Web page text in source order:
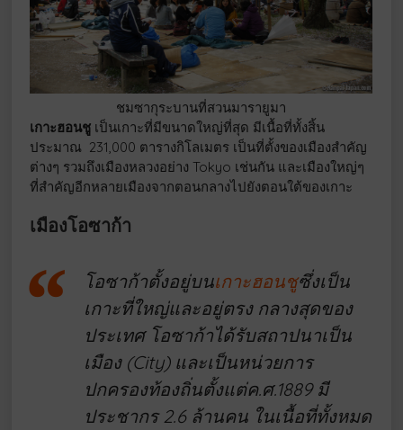
ชมซากุระบานที่สวนมารายูมา
เกาะฮอนชู เป็นเกาะที่มีขนาดใหญ่ที่สุด มีเนื้อที่ทั้งสิ้น
ประมาณ 231,000 ตารางกิโลเมตร เป็นที่ตั้งของเมืองสำคัญ
ต่างๆ รวมถึงเมืองหลวงอย่าง Tokyo เช่นกัน และเมืองใหญ่ๆ
ที่สำคัญอีกหลายเมืองจากตอนกลางไปยังตอนใต้ของเกาะ
เมืองโอซาก้า
โอซาก้าตั้งอยู่บนเกาะฮอนชูซึ่งเป็น
เกาะที่ใหญ่และอยู่ตรง กลางสุดของ
ประเทศ โอซาก้าได้รับสถาปนาเป็น
เมือง (City) และเป็นหน่วยการ
ปกครองท้องถิ่นตั้งแต่ค.ศ.1889 มี
ประชากร 2.6 ล้านคน ในเนื้อที่ทั้งหมด